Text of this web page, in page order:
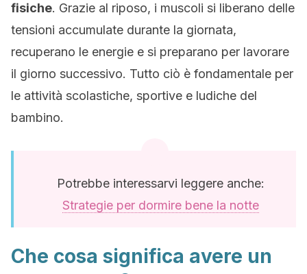
fisiche. Grazie al riposo, i muscoli si liberano delle
tensioni accumulate durante la giornata,
recuperano le energie e si preparano per lavorare
il giorno successivo. Tutto ciò è fondamentale per
le attività scolastiche, sportive e ludiche del
bambino.
Potrebbe interessarvi leggere anche:
Strategie per dormire bene la notte
Che cosa significa avere un